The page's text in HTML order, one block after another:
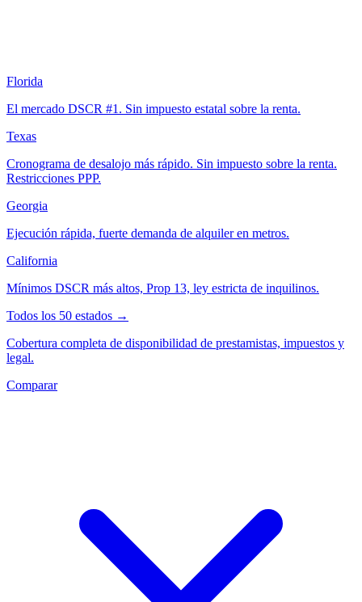
Florida
El mercado DSCR #1. Sin impuesto estatal sobre la renta.
Texas
Cronograma de desalojo más rápido. Sin impuesto sobre la renta.
Restricciones PPP.
Georgia
Ejecución rápida, fuerte demanda de alquiler en metros.
California
Mínimos DSCR más altos, Prop 13, ley estricta de inquilinos.
Todos los 50 estados →
Cobertura completa de disponibilidad de prestamistas, impuestos y
legal.
Comparar